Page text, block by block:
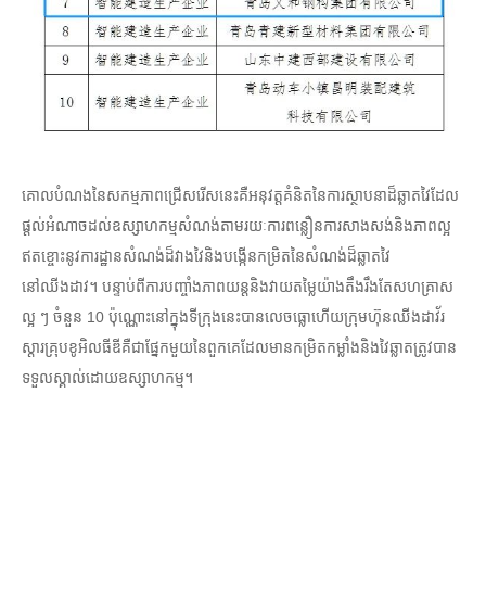
គោលបំណងនៃសកម្មភាពជ្រើសរើសនេះគឺអនុវត្តគំនិតនៃការស្ថាបនាដ៏ឆ្លាតវៃដែល
ផ្តល់អំណាចដល់ឧស្សាហកម្មសំណង់តាមរយៈការពន្លឿនការសាងសង់និងភាពល្អ
ឥតខ្ចោះនូវការដ្ឋានសំណង់ដ៏វាងវៃនិងបង្កើនកម្រិតនៃសំណង់ដ៏ឆ្លាតវៃ
នៅឈីងដាវ។ បន្ទាប់ពីការបញ្ចាំងភាពយន្តនិងវាយតម្លៃយ៉ាងតឹងរឹងតែសហគ្រាស
ល្អ ៗ ចំនួន 10 ប៉ុណ្ណោះនៅក្នុងទីក្រុងនេះបានលេចធ្លោហើយក្រុមហ៊ុនឈីងដាវ័រ
ស្តារគ្រុបខូអិលធីឌីគឺជាផ្នែកមួយនៃពួកគេដែលមានកម្រិតកម្លាំងនិងវៃឆ្លាតត្រូវបាន
ទទួលស្គាល់ដោយឧស្សាហកម្ម។